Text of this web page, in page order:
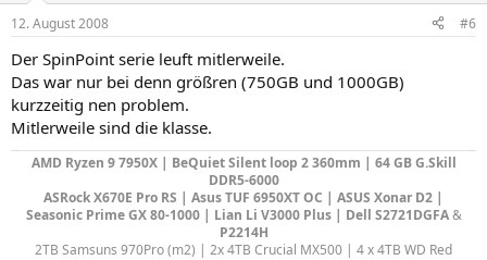
12. August 2008 #6
Der SpinPoint serie leuft mitlerweile.
Das war nur bei denn größren (750GB und 1000GB)
kurzzeitig nen problem.
Mitlerweile sind die klasse.
AMD Ryzen 9 7950X | BeQuiet Silent loop 2 360mm | 64 GB G.Skill
DDR5-6000
ASRock X670E Pro RS | Asus TUF 6950XT OC | ASUS Xonar D2 |
Seasonic Prime GX 80-1000 | Lian Li V3000 Plus | Dell S2721DGFA&
P2214H
2TB Samsuns 970Pro (m2) | 2x 4TB Crucial MX500 | 4 x 4TB WD Red​